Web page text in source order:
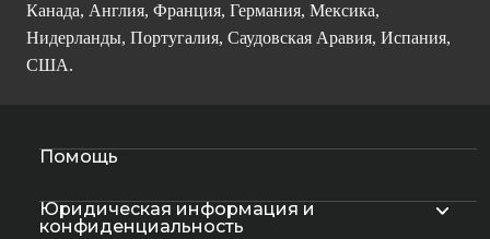
Канада, Англия, Франция, Германия, Мексика,
Нидерланды, Португалия, Саудовская Аравия, Испания,
США.
Помощь
Юридическая информация и
конфиденциальность